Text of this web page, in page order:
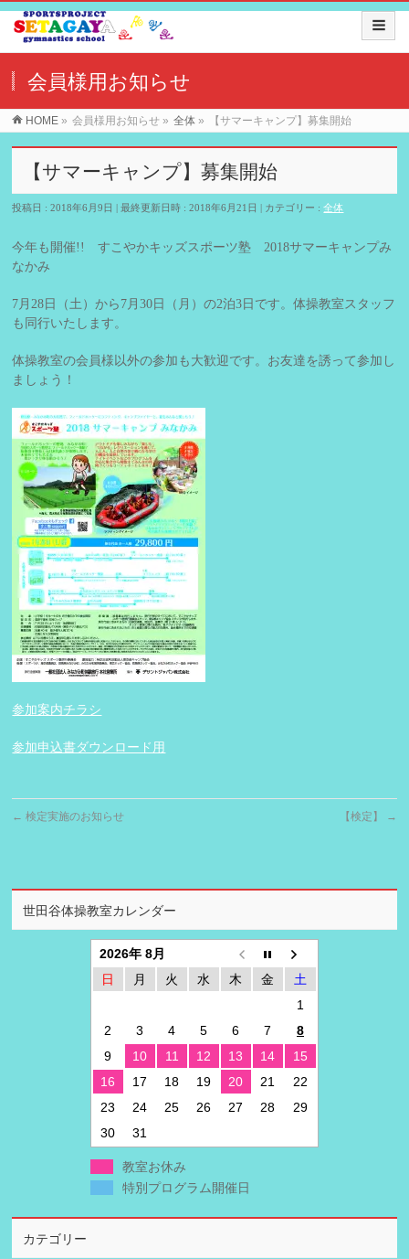
会員様用お知らせ
HOME » 会員様用お知らせ » 全体 » 【サマーキャンプ】募集開始
【サマーキャンプ】募集開始
投稿日 : 2018年6月9日 最終更新日時 : 2018年6月21日 カテゴリー :全体
今年も開催!! すこやかキッズスポーツ塾 2018サマーキャンプみ
なかみ
7月28日（土）から7月30日（月）の2泊3日です。体操教室スタッフ
も同行いたします。
体操教室の会員様以外の参加も大歓迎です。お友達を誘って参加し
ましょう！
参加案内チラシ
参加申込書ダウンロード用
← 検定実施のお知らせ 【検定】 →
世田谷体操教室カレンダー
2026年 8月
日
月 火 水 木 金
土
1
2
3 4 5 6 7
8
9
10 11 12 13 14
15
16
17 18 19 20 21
22
23
24 25 26 27 28
29
30
31
教室お休み
特別プログラム開催日
カテゴリー